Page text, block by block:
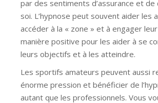
par des sentiments d’assurance et de
soi. L’hypnose peut souvent aider les
accéder à la « zone » et à engager
manière positive pour les aider à se
leurs objectifs et à les atteindre.
Les sportifs amateurs peuvent aussi
énorme pression et bénéficier de
autant que les professionnels. Vous